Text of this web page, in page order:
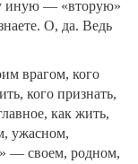
иную — «вторую»
О, да. Ведь
врагом, кого
кого признать,
как жить,
ужасном,
— своем, родном,